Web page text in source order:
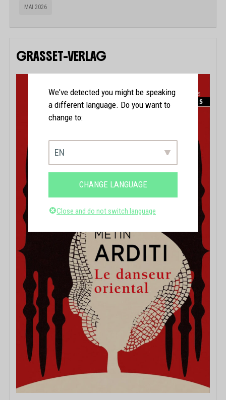
MAI 2026
GRASSET-VERLAG
We've detected you might be speaking
a different language. Do you want to
change to:
EN
CHANGE LANGUAGE
Close and do not switch language